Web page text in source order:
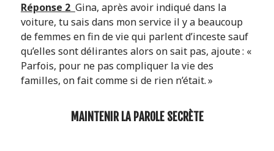
Réponse 2 Gina, après avoir indiqué dans la
voiture, tu sais dans mon service il y a beaucoup
de femmes en fin de vie qui parlent d’inceste sauf
qu’elles sont délirantes alors on sait pas, ajoute : «
Parfois, pour ne pas compliquer la vie des
familles, on fait comme si de rien n’était. »
MAINTENIR LA PAROLE SECRÈTE